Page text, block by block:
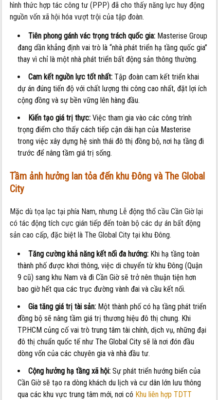
hình thức hợp tác công tư (PPP) đã cho thấy năng lực huy động
nguồn vốn xã hội hóa vượt trội của tập đoàn.
Tiên phong gánh vác trọng trách quốc gia: Masterise Group
đang dần khẳng định vai trò là “nhà phát triển hạ tầng quốc gia”
thay vì chỉ là một nhà phát triển bất động sản thông thường.
Cam kết nguồn lực tốt nhất: Tập đoàn cam kết triển khai
dự án đúng tiến độ với chất lượng thi công cao nhất, đặt lợi ích
cộng đồng và sự bền vững lên hàng đầu.
Kiến tạo giá trị thực: Việc tham gia vào các công trình
trọng điểm cho thấy cách tiếp cận dài hạn của Masterise
trong việc xây dựng hệ sinh thái đô thị đồng bộ, nơi hạ tầng đi
trước để nâng tầm giá trị sống.
Tầm ảnh hưởng lan tỏa đến khu Đông và The Global
City
Mặc dù tọa lạc tại phía Nam, nhưng Lễ động thổ cầu Cần Giờ lại
có tác động tích cực gián tiếp đến toàn bộ các dự án bất động
sản cao cấp, đặc biệt là The Global City tại khu Đông.
Tăng cường khả năng kết nối đa hướng: Khi hạ tầng toàn
thành phố được khơi thông, việc di chuyển từ khu Đông (Quận
9 cũ) sang khu Nam và đi Cần Giờ sẽ trở nên thuận tiện hơn
bao giờ hết qua các trục đường vành đai và cầu kết nối.
Gia tăng giá trị tài sản: Một thành phố có hạ tầng phát triển
đồng bộ sẽ nâng tầm giá trị thương hiệu đô thị chung. Khi
TP.HCM củng cố vai trò trung tâm tài chính, dịch vụ, những đại
đô thị chuẩn quốc tế như The Global City sẽ là nơi đón đầu
dòng vốn của các chuyên gia và nhà đầu tư.
Cộng hưởng hạ tầng xã hội: Sự phát triển hướng biển của
Cần Giờ sẽ tạo ra dòng khách du lịch và cư dân lớn lưu thông
qua các khu vực trung tâm mới, nơi có Khu liên hợp TDTT